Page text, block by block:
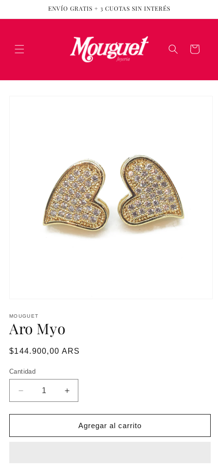
directamente
al contenido
ENVÍO GRATIS + 3 CUOTAS SIN INTERÉS
Carrito
MOUGUET
Aro Myo
Precio
$144.900,00 ARS
Cantidad
Reducir
cantidad
para
Myo
Aumentar
cantidad
para
Aro
Myo
Agregar al carrito